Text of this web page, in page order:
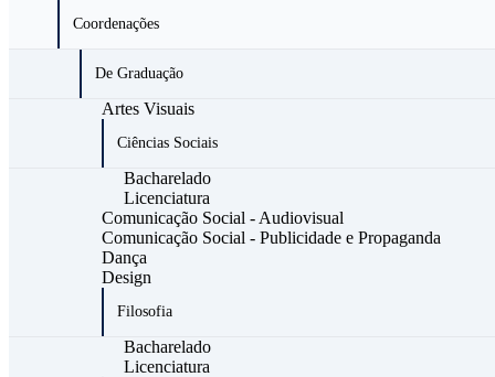
Coordenações
De Graduação
Artes Visuais
Ciências Sociais
Bacharelado
Licenciatura
Comunicação Social - Audiovisual
Comunicação Social - Publicidade e Propaganda
Dança
Design
Filosofia
Bacharelado
Licenciatura